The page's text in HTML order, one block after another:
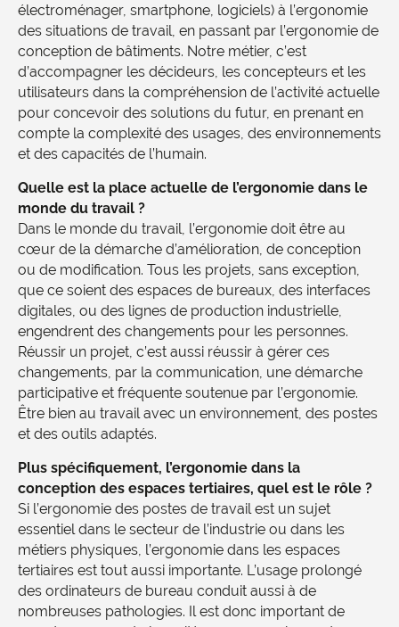
électroménager, smartphone, logiciels) à l’ergonomie
des situations de travail, en passant par l’ergonomie de
conception de bâtiments. Notre métier, c’est
d’accompagner les décideurs, les concepteurs et les
utilisateurs dans la compréhension de l’activité actuelle
pour concevoir des solutions du futur, en prenant en
compte la complexité des usages, des environnements
et des capacités de l’humain.
Quelle est la place actuelle de l’ergonomie dans le
monde du travail ?
Dans le monde du travail, l’ergonomie doit être au
cœur de la démarche d’amélioration, de conception
ou de modification. Tous les projets, sans exception,
que ce soient des espaces de bureaux, des interfaces
digitales, ou des lignes de production industrielle,
engendrent des changements pour les personnes.
Réussir un projet, c’est aussi réussir à gérer ces
changements, par la communication, une démarche
participative et fréquente soutenue par l’ergonomie.
Être bien au travail avec un environnement, des postes
et des outils adaptés.
Plus spécifiquement, l’ergonomie dans la
conception des espaces tertiaires, quel est le rôle ?
Si l’ergonomie des postes de travail est un sujet
essentiel dans le secteur de l’industrie ou dans les
métiers physiques, l’ergonomie dans les espaces
tertiaires est tout aussi importante. L’usage prolongé
des ordinateurs de bureau conduit aussi à de
nombreuses pathologies. Il est donc important de